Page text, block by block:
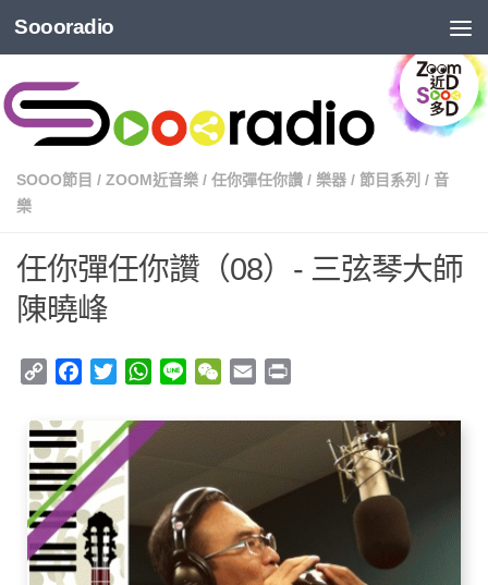
Soooradio
SOOO節目 / ZOOM近音樂 / 任你彈任你讚 / 樂器 / 節目系列 / 音
樂
任你彈任你讚（08）- 三弦琴大師
陳曉峰
Copy
Facebook
TwitterWhatsApp
Line WeChat
Email